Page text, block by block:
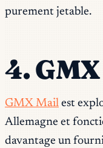
purement jetable.
4.
GMX Mail est
Allemagne et
davantage un